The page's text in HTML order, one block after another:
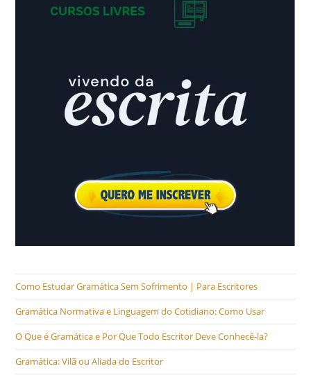
Como Estudar Gramática Sem Sofrimento | Para Escritores
Gramática Normativa e Linguagem do Cotidiano: Como Usar
O Que é Gramática e Por Que Todo Escritor Deve Conhecê-la?
Gramática: Vilã ou Aliada do Escritor